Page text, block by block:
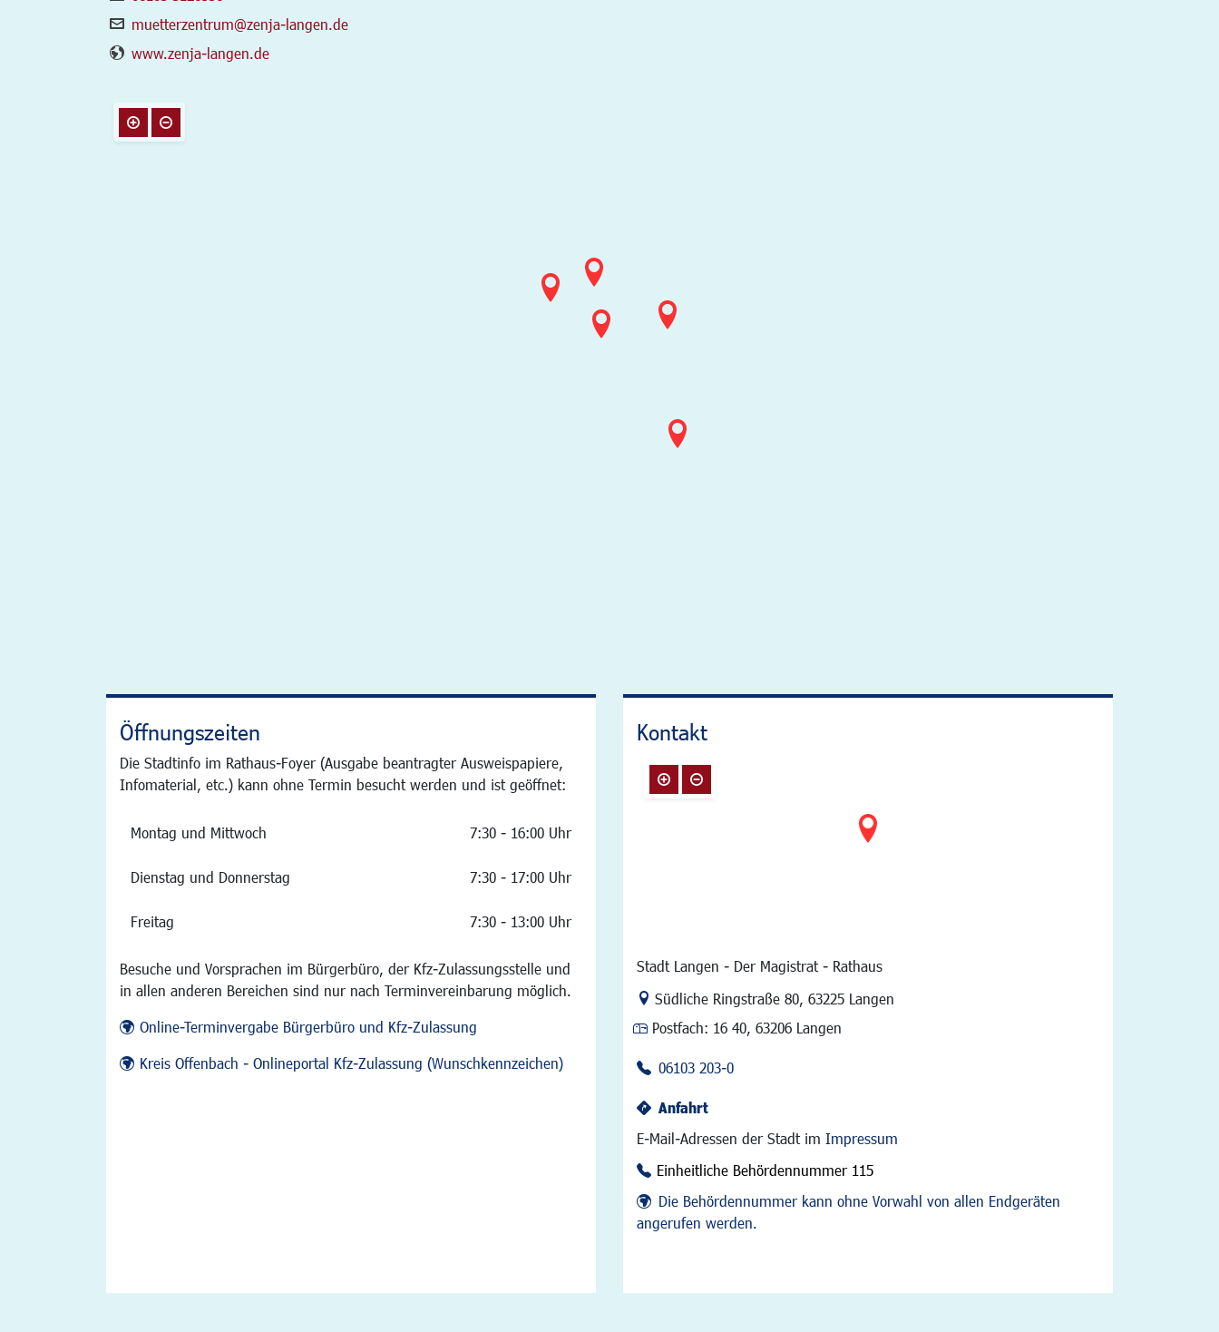
muetterzentrum@zenja-langen.de
www.zenja-langen.de
Öffnungszeiten
Die Stadtinfo im Rathaus-Foyer (Ausgabe beantragter Ausweispapiere,
Infomaterial, etc.) kann ohne Termin besucht werden und ist geöffnet:
Montag und Mittwoch 7:30 - 16:00 Uhr
Dienstag und Donnerstag 7:30 - 17:00 Uhr
Freitag 7:30 - 13:00 Uhr
Besuche und Vorsprachen im Bürgerbüro, der Kfz-Zulassungsstelle und
in allen anderen Bereichen sind nur nach Terminvereinbarung möglich.
Online-Terminvergabe Bürgerbüro und Kfz-Zulassung
Kreis Offenbach - Onlineportal Kfz-Zulassung (Wunschkennzeichen)
Kontakt
Stadt Langen - Der Magistrat - Rathaus
Link zur Google-Maps Navigation
Südliche Ringstraße 80, 63225 Langen
Postfach: 16 40, 63206 Langen
06103 203-0
Anfahrt
E-Mail-Adressen der Stadt im Impressum
Einheitliche Behördennummer 115
Die Behördennummer kann ohne Vorwahl von allen Endgeräten
angerufen werden.